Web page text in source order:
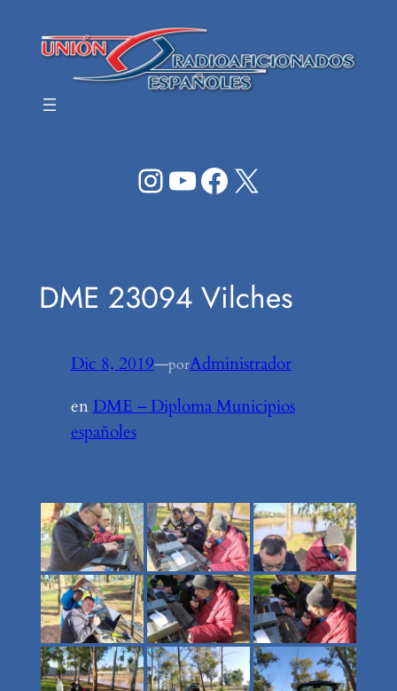
Instagram
YouTube
Facebook
X
DME 23094 Vilches
Dic 8, 2019—porAdministrador
enDME – Diploma Municipios
españoles